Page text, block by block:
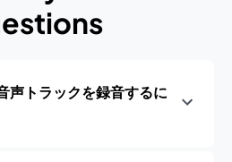
声トラックを録音するに